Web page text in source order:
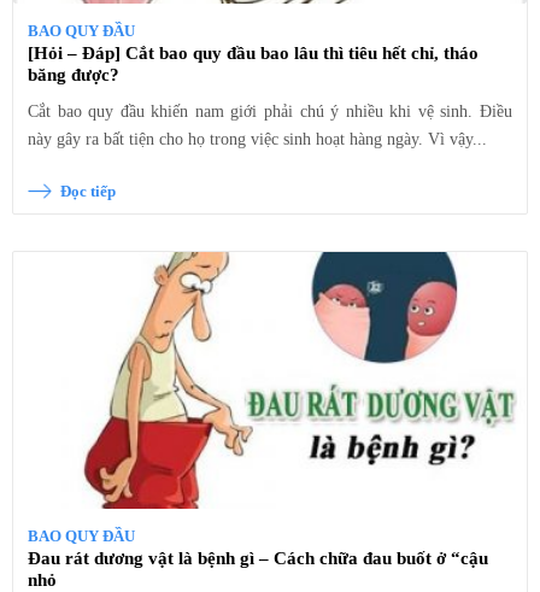
BAO QUY ĐẦU
[Hỏi – Đáp] Cắt bao quy đầu bao lâu thì tiêu hết chỉ, tháo
băng được?
Cắt bao quy đầu khiến nam giới phải chú ý nhiều khi vệ sinh. Điều
này gây ra bất tiện cho họ trong việc sinh hoạt hàng ngày. Vì vậy...
Đọc tiếp
BAO QUY ĐẦU
Đau rát dương vật là bệnh gì – Cách chữa đau buốt ở “cậu
nhỏ